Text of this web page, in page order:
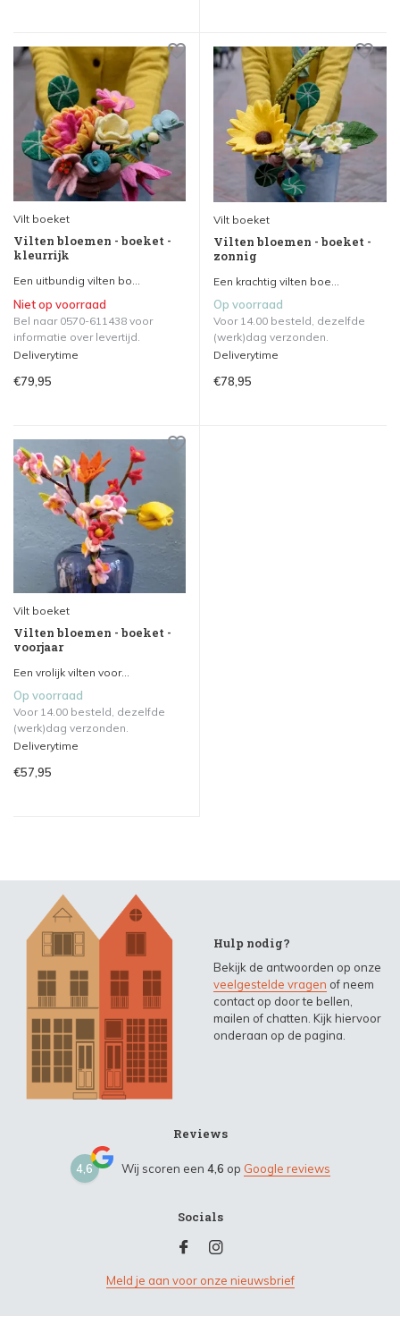
Vilt boeket
Vilten bloemen - boeket -
kleurrijk
Een uitbundig vilten bo...
Niet op voorraad
Bel naar 0570-611438 voor
informatie over levertijd.
Deliverytime
€79,95
Vilt boeket
Vilten bloemen - boeket -
zonnig
Een krachtig vilten boe...
Op voorraad
Voor 14.00 besteld, dezelfde
(werk)dag verzonden.
Deliverytime
€78,95
Vilt boeket
Vilten bloemen - boeket -
voorjaar
Een vrolijk vilten voor...
Op voorraad
Voor 14.00 besteld, dezelfde
(werk)dag verzonden.
Deliverytime
€57,95
Hulp nodig?
Bekijk de antwoorden op onze
veelgestelde vragen of neem
contact op door te bellen,
mailen of chatten. Kijk hiervoor
onderaan op de pagina.
Reviews
4,6 Wij scoren een 4,6 op Google reviews
Socials
Meld je aan voor onze nieuwsbrief